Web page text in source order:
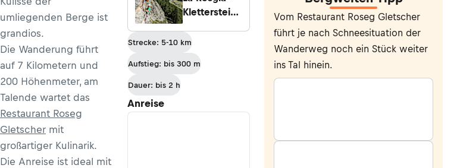
umliegenden Berge ist
grandios.
Die Wanderung führt
auf 7 Kilometern und
200 Höhenmeter, am
Talende wartet das
Restaurant Roseg
Gletscher mit
großartiger Kulinarik.
Die Anreise ist ideal mit
Klettersteig
Strecke: 5-10 km
Aufstieg: bis 300 m
Dauer: bis 2 h
Anreise
Vom Restaurant Roseg Gletscher
führt je nach Schneesituation der
Wanderweg noch ein Stück weiter
ins Tal hinein.